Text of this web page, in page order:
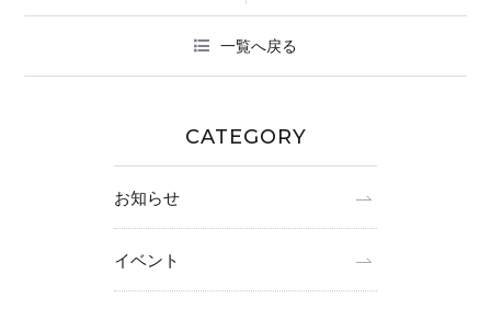
一覧へ戻る
CATEGORY
お知らせ
イベント